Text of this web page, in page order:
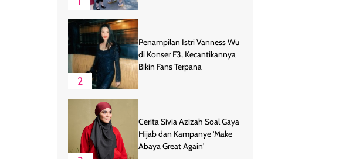
2
Penampilan Istri Vanness Wu
di Konser F3, Kecantikannya
Bikin Fans Terpana
Cerita Sivia Azizah Soal Gaya
Hijab dan Kampanye 'Make
Abaya Great Again'